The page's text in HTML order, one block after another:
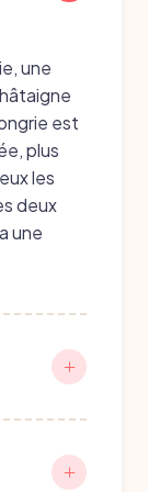
une
est
plus
les
deux
une